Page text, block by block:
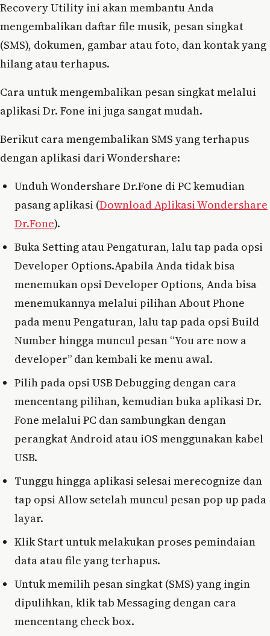
Recovery Utility ini akan membantu Anda
mengembalikan daftar file musik, pesan singkat
(SMS), dokumen, gambar atau foto, dan kontak yang
hilang atau terhapus.
Cara untuk mengembalikan pesan singkat melalui
aplikasi Dr. Fone ini juga sangat mudah.
Berikut cara mengembalikan SMS yang terhapus
dengan aplikasi dari Wondershare:
Unduh Wondershare Dr.Fone di PC kemudian
pasang aplikasi (Download Aplikasi Wondershare
Dr.Fone).
Buka Setting atau Pengaturan, lalu tap pada opsi
Developer Options.Apabila Anda tidak bisa
menemukan opsi Developer Options, Anda bisa
menemukannya melalui pilihan About Phone
pada menu Pengaturan, lalu tap pada opsi Build
Number hingga muncul pesan “You are now a
developer” dan kembali ke menu awal.
Pilih pada opsi USB Debugging dengan cara
mencentang pilihan, kemudian buka aplikasi Dr.
Fone melalui PC dan sambungkan dengan
perangkat Android atau iOS menggunakan kabel
USB.
Tunggu hingga aplikasi selesai merecognize dan
tap opsi Allow setelah muncul pesan pop up pada
layar.
Klik Start untuk melakukan proses pemindaian
data atau file yang terhapus.
Untuk memilih pesan singkat (SMS) yang ingin
dipulihkan, klik tab Messaging dengan cara
mencentang check box.